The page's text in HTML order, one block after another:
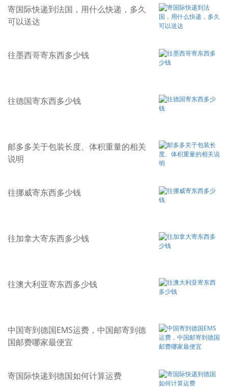
寄国际快递到法国，用什么快递，多久
可以送达
往墨西哥寄东西多少钱
往德国寄东西多少钱
邮多多关于包装长度、体积重量的相关
说明
往挪威寄东西多少钱
往加拿大寄东西多少钱
往澳大利亚寄东西多少钱
中国寄到德国EMS运费，中国邮寄到德
国邮费哪家最便宜
寄国际快递到德国如何计算运费